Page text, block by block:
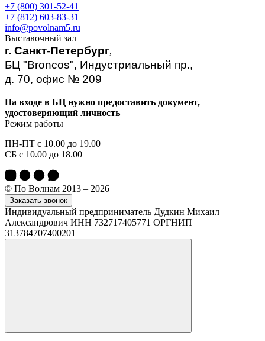
+7 (800) 301-52-41
+7 (812) 603-83-31
info@povolnam5.ru
Выставочный зал
г. Санкт-Петербург,
БЦ "Broncos", Индустриальный пр.,
д. 70, офис № 209
На входе в БЦ нужно предоставить документ,
удостоверяющий личность
Режим работы
ПН-ПТ с 10.00 до 19.00
СБ с 10.00 до 18.00
© По Волнам 2013 – 2026
Заказать звонок
Индивидуальный предприниматель Дудкин Михаил
Александрович ИНН 732717405771 ОРГНИП
313784707400201